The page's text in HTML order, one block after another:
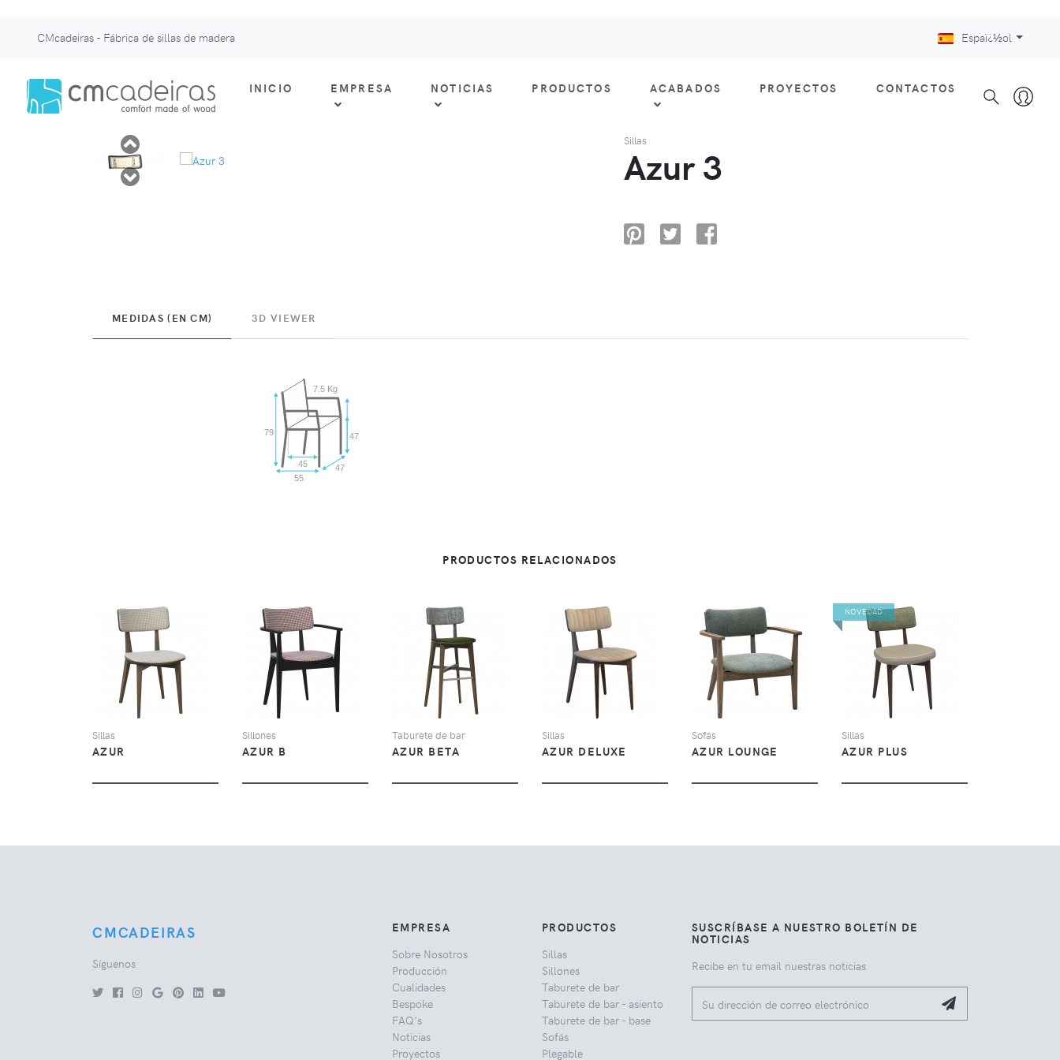
CMcadeiras - Fábrica de sillas de madera Espaï¿½ol
INICIO EMPRESA NOTICIAS PRODUCTOS ACABADOS PROYECTOS CONTACTOS
Sillas
Azur 3
MEDIDAS (EN CM) 3D VIEWER
79
45
55
47
47
7.5 Kg
PRODUCTOS RELACIONADOS
VER
Sillas
AZUR
VER
Sillones
AZUR B
VER
Taburete de bar
AZUR BETA
VER
Sillas
AZUR DELUXE
VER
Sofás
AZUR LOUNGE
NOVEDAD
VER
Sillas
AZUR PLUS
CMCADEIRAS
Síguenos
EMPRESA
Sobre Nosotros
Producción
Cualidades
Bespoke
FAQ's
Noticias
Proyectos
PRODUCTOS
Sillas
Sillones
Taburete de bar
Taburete de bar - asiento
Taburete de bar - base
Sofás
Plegable
SUSCRÍBASE A NUESTRO BOLETÍN DE
NOTICIAS
Recibe en tu email nuestras noticias